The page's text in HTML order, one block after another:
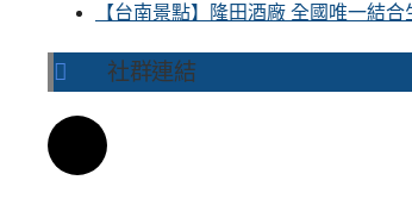
【台南景點】隆田酒廠 全國唯一結
社群連結